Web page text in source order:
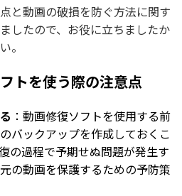
と動画の破損を防ぐ方法に関す
したので、お役に立ちましたか
。
トを使う際の注意点
：動画修復ソフトを使用する前
バックアップを作成しておくこ
の過程で予期せぬ問題が発生す
の動画を保護するための予防策